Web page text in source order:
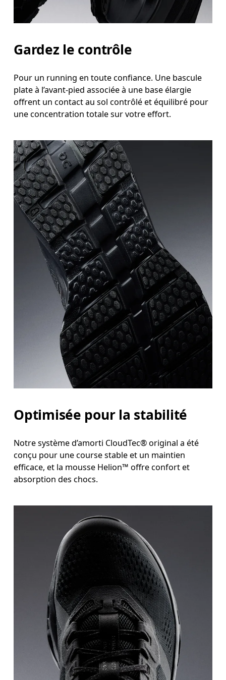
Gardez le contrôle
Pour un running en toute confiance. Une bascule
plate à l’avant-pied associée à une base élargie
offrent un contact au sol contrôlé et équilibré pour
une concentration totale sur votre effort.
Optimisée pour la stabilité
Notre système d’amorti CloudTec® original a été
conçu pour une course stable et un maintien
efficace, et la mousse Helion™ offre confort et
absorption des chocs.